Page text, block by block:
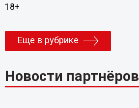
18+
Еще в рубрике
Новости партнёров